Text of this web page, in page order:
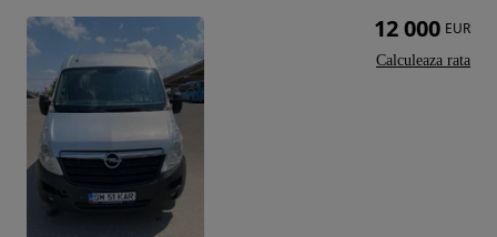
12 000 EUR
Calculeaza rata